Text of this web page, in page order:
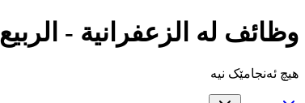
وظائف لە الزعفرانية -
هیچ ئەنجامێک نیە